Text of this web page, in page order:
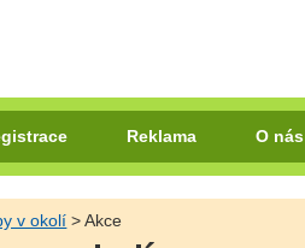
Reklama O nás
v okolí > Akce